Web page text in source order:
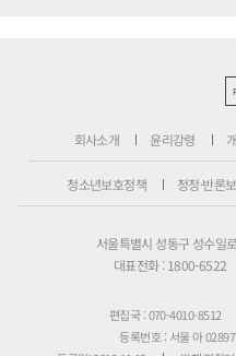
회사소개 윤리강령
청소년보호정책 정정·반론
서울특별시 성동구 성수일
대표전화 : 1800-6522
편집국 : 070-4010-8512
등록번호 : 서울 아 02897